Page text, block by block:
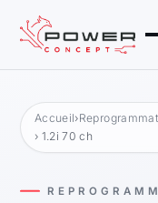
Accueil›
› 1.2i 70 ch